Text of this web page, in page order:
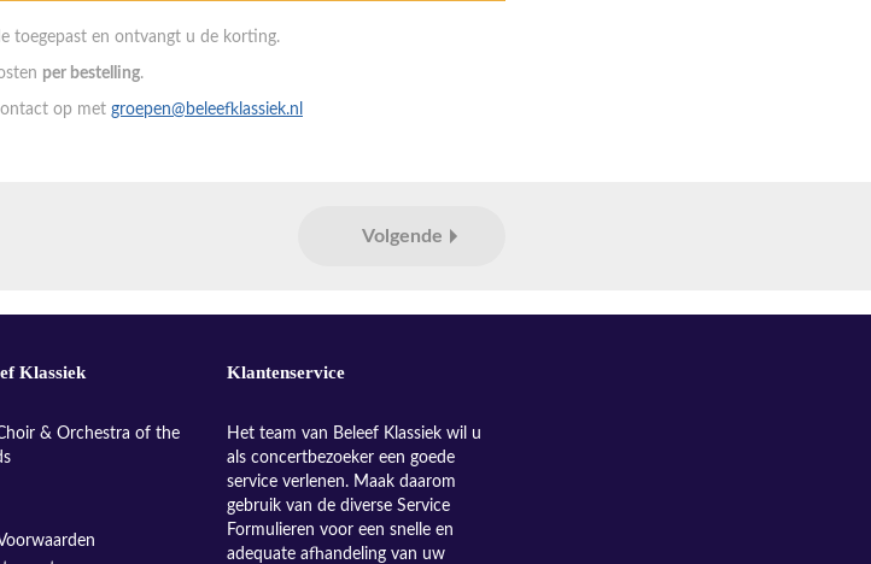
toegepast en ontvangt u de korting.
per bestelling.
op met groepen@beleefklassiek.nl
Volgende
Klassiek
& Orchestra of the
Klantenservice
Het team van Beleef Klassiek wil u
als concertbezoeker een goede
service verlenen. Maak daarom
gebruik van de diverse Service
Formulieren voor een snelle en
adequate afhandeling van uw